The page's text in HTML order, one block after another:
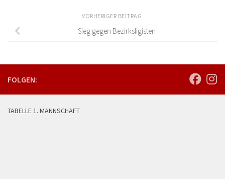
VORHERIGER BEITRAG
Sieg gegen Bezirksligisten
FOLGEN:
TABELLE 1. MANNSCHAFT